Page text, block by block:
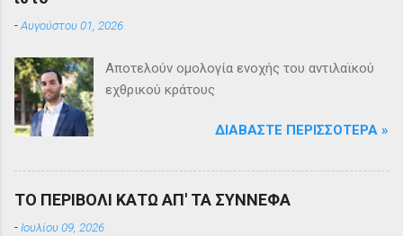
-Αυγούστου 01, 2026
Αποτελούν ομολογία ενοχής του αντιλαϊκού
εχθρικού κράτους
ΔΙΑΒΆΣΤΕ ΠΕΡΙΣΣΌΤΕΡΑ »
ΤΟ ΠΕΡΙΒΟΛΙ ΚΑΤΩ ΑΠ' ΤΑ ΣΥΝΝΕΦΑ
- Ιουλίου 09, 2026